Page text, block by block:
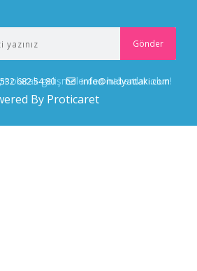
olarak gelişmelerden haberdar olun!
682 54 80 info@midyattaki.com
By Proticaret